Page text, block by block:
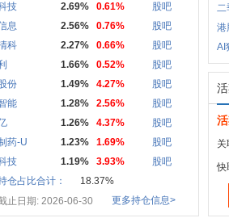
技
2.69% 0.61%
股吧
息
2.56% 0.76%
股吧
科
2.27% 0.66%
股吧
1.66% 0.52%
股吧
份
1.49% 4.27%
股吧
能
1.28% 2.56%
股吧
1.26% 4.37%
股吧
药-U
1.23% 1.69%
股吧
技
1.19% 3.93%
股吧
仓占比合计：
18.37%
止日期: 2026-06-30
更多持仓信息>
二
港
AI
关
快